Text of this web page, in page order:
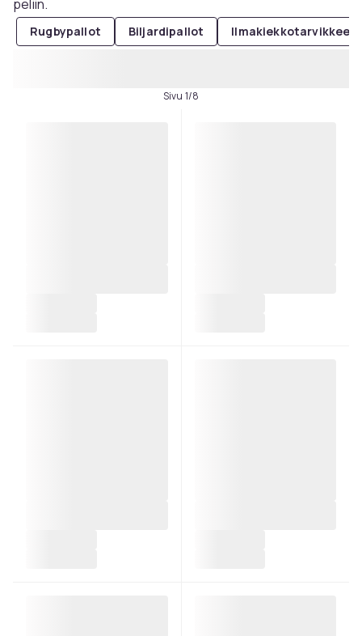
peliin.
Rugbypallot Biljardipallot Ilmakiekkotarvikkeet
Sivu 1/8